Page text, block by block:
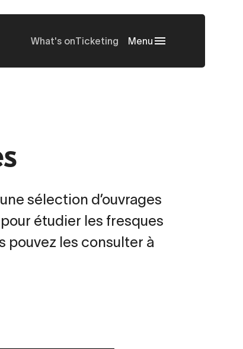
What's onTicketing Menu
sélection d’ouvrages
étudier les fresques
pouvez les consulter à